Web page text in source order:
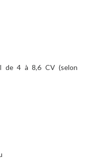
de 4 à 8,6 CV (selon